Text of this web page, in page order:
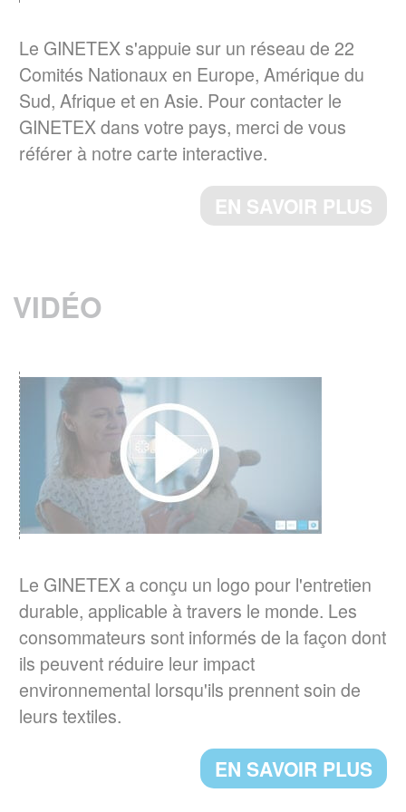
La norme ISO 3758:2023 a été publiée
Le 6 décembre 2023, a norme ISO
3758:2023, Textiles – Code d'étiquetage
d'entretien utilisant des symboles, a été
édition annule et remplace la
EUROPEEN IPSOS 2023
Quelles sont les habitudes d'entretien textile
en Europe ?
EN SAVOIR PLUS
RESPONSABILITE ELARGIE DU
La loi AGEC impose depuis le 1 janvier
2022, l'apposition d'une
signalétique TRIMAN et d'une info-tri sur les
produits tels que les textiles d'habillement, le
linge de maison et les chaussures.
UN NOUVEAU PRESIDENT POUR LE
Le GINETEX s'appuie sur un réseau de 22
Comités Nationaux en Europe, Amérique du
Sud, Afrique et en Asie. Pour contacter le
GINETEX dans votre pays, merci de vous
référer à notre carte interactive.
EN SAVOIR PLUS
VIDÉO
Le GINETEX a conçu un logo pour l'entretien
durable, applicable à travers le monde. Les
consommateurs sont informés de la façon dont
ils peuvent réduire leur impact
environnemental lorsqu'ils prennent soin de
leurs textiles.
EN SAVOIR PLUS